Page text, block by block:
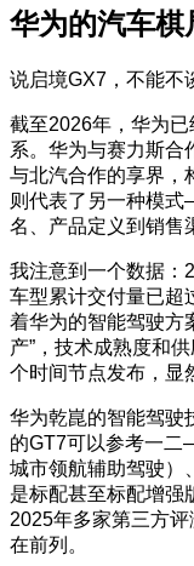
华为的汽车棋
说启境GX7，不能不
截至2026年，华为
系。华为与赛力斯合
与北汽合作的享界，
则代表了另一种模
名、产品定义到销售
我注意到一个数据：
车型累计交付量已超
着华为的智能驾驶方
产”，技术成熟度和
个时间节点发布，显
华为乾崑的智能驾驶
的GT7可以参考一
城市领航辅助驾驶）
是标配甚至标配增强
2025年多家第三方
在前列。